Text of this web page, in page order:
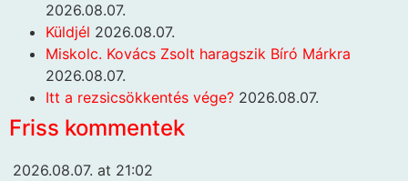
2026.08.07.
Küldjél 2026.08.07.
Miskolc. Kovács Zsolt haragszik Bíró Márkra
2026.08.07.
Itt a rezsicsökkentés vége? 2026.08.07.
Friss kommentek
2026.08.07. at 21:02